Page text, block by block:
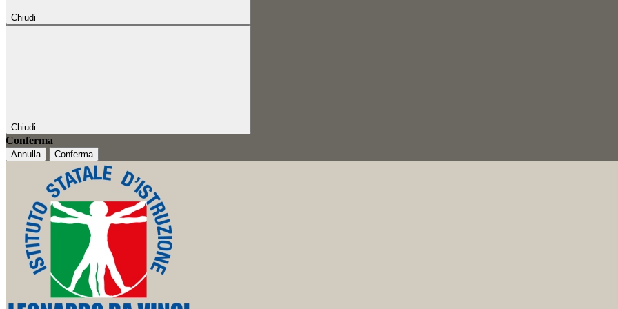
Chiudi
Chiudi
Conferma
Annulla Conferma